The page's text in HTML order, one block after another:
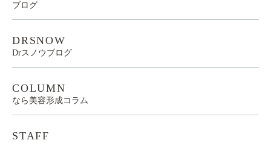
ブログ
DRSNOW
Drスノウブログ
COLUMN
なら美容形成コラム
STAFF